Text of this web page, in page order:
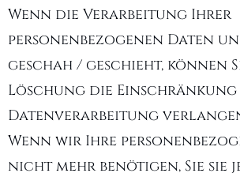
Wenn die Verarbeitung Ihrer
personenbezogenen Daten
geschah / geschieht, können
Löschung die
Datenverarbeitung
Wenn wir Ihre
nicht mehr benötigen, Sie sie